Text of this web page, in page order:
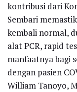
kontribusi dari
Sembari
kembali normal,
alat PCR, rapid
manfaatnya bagi
dengan pasien
William Tanoyo,